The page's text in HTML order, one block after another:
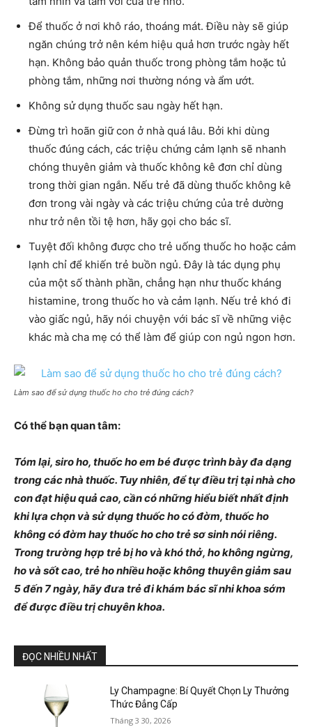
Để thuốc ở nơi khô ráo, thoáng mát. Điều này sẽ giúp
ngăn chúng trở nên kém hiệu quả hơn trước ngày hết
hạn. Không bảo quản thuốc trong phòng tắm hoặc tủ
phòng tắm, những nơi thường nóng và ẩm ướt.
Không sử dụng thuốc sau ngày hết hạn.
Đừng trì hoãn giữ con ở nhà quá lâu. Bởi khi dùng
thuốc đúng cách, các triệu chứng cảm lạnh sẽ nhanh
chóng thuyên giảm và thuốc không kê đơn chỉ dùng
trong thời gian ngắn. Nếu trẻ đã dùng thuốc không kê
đơn trong vài ngày và các triệu chứng của trẻ dường
như trở nên tồi tệ hơn, hãy gọi cho bác sĩ.
Tuyệt đối không được cho trẻ uống thuốc ho hoặc cảm
lạnh chỉ để khiến trẻ buồn ngủ. Đây là tác dụng phụ
của một số thành phần, chẳng hạn như thuốc kháng
histamine, trong thuốc ho và cảm lạnh. Nếu trẻ khó đi
vào giấc ngủ, hãy nói chuyện với bác sĩ về những việc
khác mà cha mẹ có thể làm để giúp con ngủ ngon hơn.
Làm sao để sử dụng thuốc ho cho trẻ đúng cách?
Có thể bạn quan tâm:
Tóm lại, siro ho, thuốc ho em bé được trình bày đa dạng
trong các nhà thuốc. Tuy nhiên, để tự điều trị tại nhà cho
con đạt hiệu quả cao, cần có những hiểu biết nhất định
khi lựa chọn và sử dụng thuốc ho có đờm, thuốc ho
không có đờm hay thuốc ho cho trẻ sơ sinh nói riêng.
Trong trường hợp trẻ bị ho và khó thở, ho không ngừng,
ho và sốt cao, trẻ ho nhiều hoặc không thuyên giảm sau
5 đến 7 ngày, hãy đưa trẻ đi khám bác sĩ nhi khoa sớm
để được điều trị chuyên khoa.
ĐỌC NHIỀU NHẤT
Ly Champagne: Bí Quyết Chọn Ly Thưởng
Thức Đẳng Cấp
Tháng 3 30, 2026